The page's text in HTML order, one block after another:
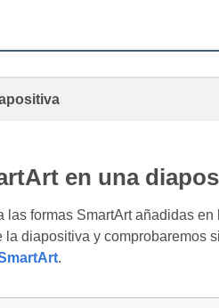
en una
formas SmartArt añadidas
diapositiva y comprobaremos
.